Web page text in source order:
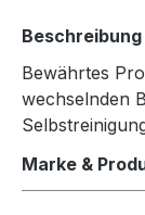
Beschreibung
Bewährtes
wechselnden
Marke &